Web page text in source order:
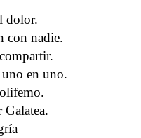
dolor.
con nadie.
en uno.